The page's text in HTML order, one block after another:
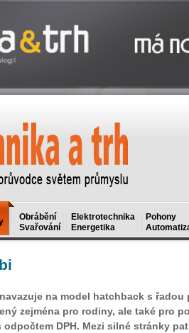
Obrábění
Svařování
Elektrotechnika
Energetika
Pohony
na model hatchback s
zejména pro rodiny, ale také pro
DPH. Mezi silné stránky